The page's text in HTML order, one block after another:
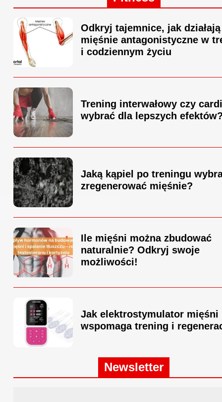
Odkryj tajemnice, jak działają
mięśnie antagonistyczne w
i codziennym życiu
Trening interwałowy czy
wybrać dla lepszych
Jaką kąpiel po treningu
zregenerować mięśnie?
Ile mięśni można zbudować
naturalnie? Odkryj swoje
możliwości!
Jak elektrostymulator mięśni
wspomaga trening i
Newsletter